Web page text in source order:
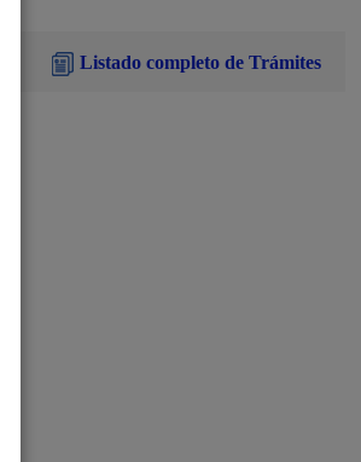
Listado completo de Trámites